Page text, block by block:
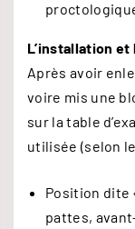
L’installation
Après avoir
voire mis une
sur la table
utilisée (selon
Position dite
pattes,